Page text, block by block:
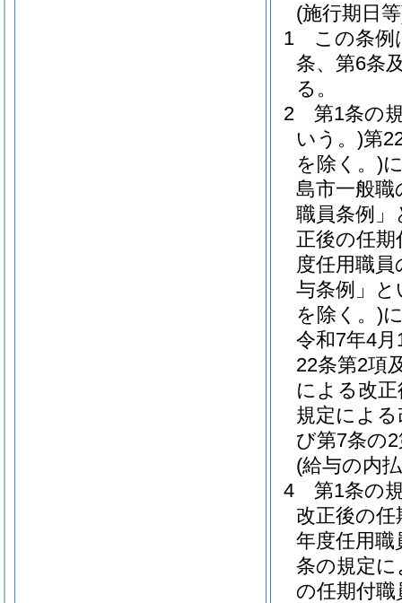
(施行期日
1
この条例
条、第6条
る。
2
第1条の
いう。)第
を除く。)
島市一般職
職員条例」
正後の任
度任用職
与条例」と
を除く。)
令和7年4
22条第2項
による改
規定によ
び第7条の
(給与の内
4
第1条の
改正後の
年度任用
条の規定
の任期付